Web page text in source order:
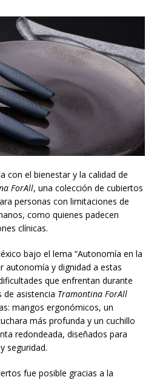
con el bienestar y la calidad de
ForAll, una colección de cubiertos
personas con limitaciones de
como quienes padecen
clínicas.
bajo el lema “Autonomía en la
autonomía y dignidad a estas
que enfrentan durante
de asistencia Tramontina ForAll
mangos ergonómicos, un
más profunda y un cuchillo
redondeada, diseñados para
seguridad.
fue posible gracias a la